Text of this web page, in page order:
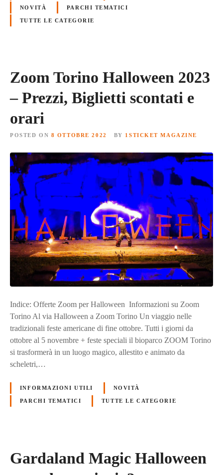
NOVITÀ PARCHI TEMATICI
TUTTE LE CATEGORIE
Zoom Torino Halloween 2023
– Prezzi, Biglietti scontati e
orari
POSTED ON 8 OTTOBRE 2022 BY 1STICKET MAGAZINE
Indice: Offerte Zoom per Halloween Informazioni su Zoom
Torino Al via Halloween a Zoom Torino Un viaggio nelle
tradizionali feste americane di fine ottobre. Tutti i giorni da
ottobre al 5 novembre + feste speciali il bioparco ZOOM Torino
si trasformerà in un luogo magico, allestito e animato da
scheletri,…
INFORMAZIONI UTILI NOVITÀ
PARCHI TEMATICI TUTTE LE CATEGORIE
Gardaland Magic Halloween